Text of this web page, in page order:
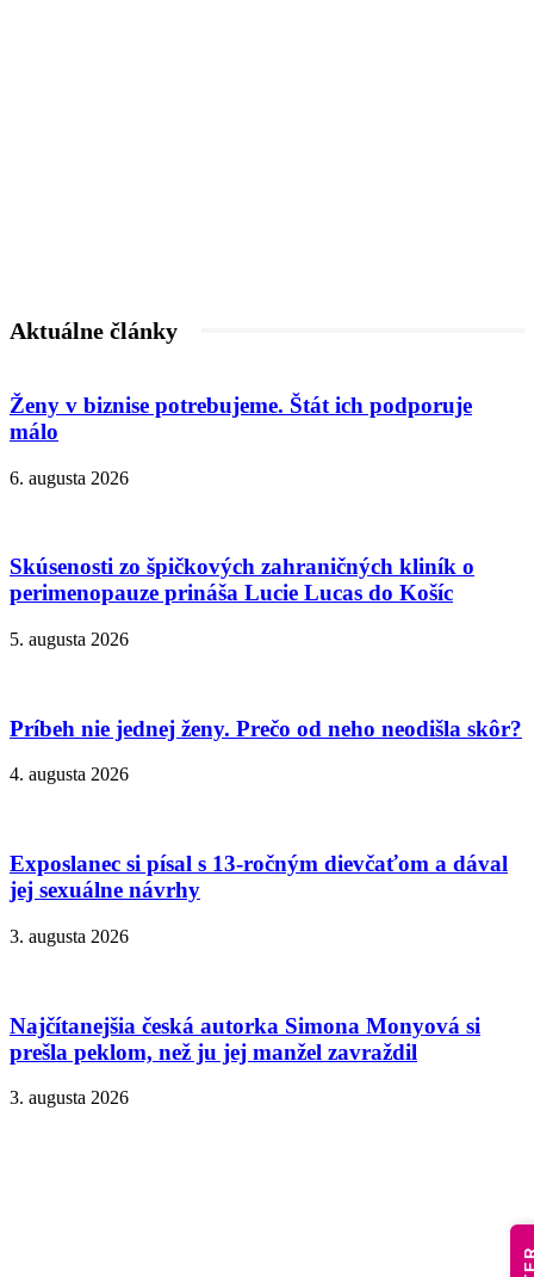
Aktuálne články
Ženy v biznise potrebujeme. Štát ich podporuje
málo
6. augusta 2026
Skúsenosti zo špičkových zahraničných kliník o
perimenopauze prináša Lucie Lucas do Košíc
5. augusta 2026
Príbeh nie jednej ženy. Prečo od neho neodišla skôr?
4. augusta 2026
Exposlanec si písal s 13-ročným dievčaťom a dával
jej sexuálne návrhy
3. augusta 2026
Najčítanejšia česká autorka Simona Monyová si
prešla peklom, než ju jej manžel zavraždil
3. augusta 2026